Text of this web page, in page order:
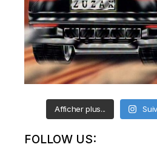
Afficher plus...
FOLLOW US: